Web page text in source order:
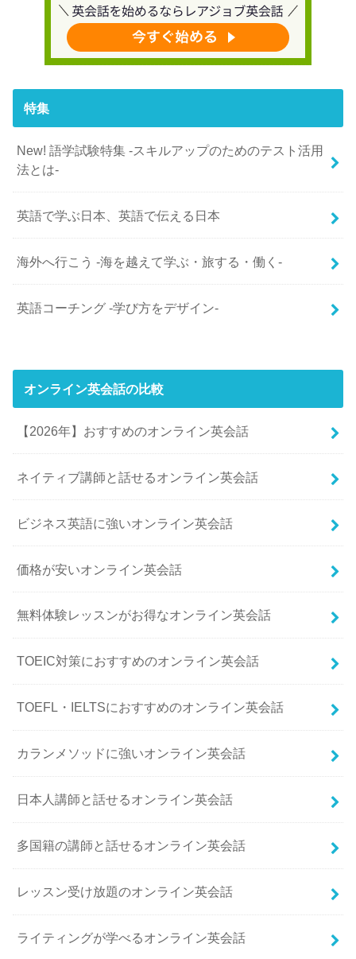
特集
New! 語学試験特集 -スキルアップのためのテスト活用
法とは-
英語で学ぶ日本、英語で伝える日本
海外へ行こう -海を越えて学ぶ・旅する・働く-
英語コーチング -学び方をデザイン-
オンライン英会話の比較
【2026年】おすすめのオンライン英会話
ネイティブ講師と話せるオンライン英会話
ビジネス英語に強いオンライン英会話
価格が安いオンライン英会話
無料体験レッスンがお得なオンライン英会話
TOEIC対策におすすめのオンライン英会話
TOEFL・IELTSにおすすめのオンライン英会話
カランメソッドに強いオンライン英会話
日本人講師と話せるオンライン英会話
多国籍の講師と話せるオンライン英会話
レッスン受け放題のオンライン英会話
ライティングが学べるオンライン英会話